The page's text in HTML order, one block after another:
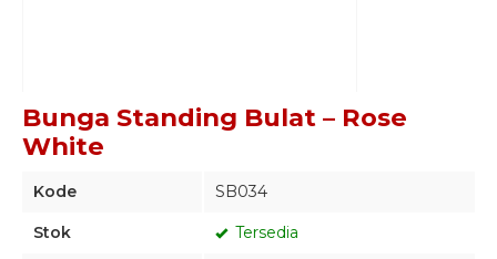
Bunga Standing Bulat – Rose
White
Kode SB034
Stok Tersedia